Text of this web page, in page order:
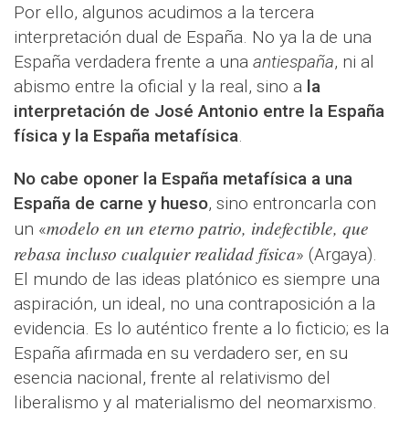
Por ello, algunos acudimos a la tercera
interpretación dual de España. No ya la de una
España verdadera frente a una antiespaña, ni al
abismo entre la oficial y la real, sino a la
interpretación de José Antonio entre la España
física y la España metafísica.
No cabe oponer la España metafísica a una
España de carne y hueso, sino entroncarla con
un «modelo en un eterno patrio, indefectible, que
rebasa incluso cualquier realidad física» (Argaya).
El mundo de las ideas platónico es siempre una
aspiración, un ideal, no una contraposición a la
evidencia. Es lo auténtico frente a lo ficticio; es la
España afirmada en su verdadero ser, en su
esencia nacional, frente al relativismo del
liberalismo y al materialismo del neomarxismo.